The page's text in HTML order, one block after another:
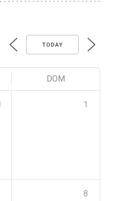
TODAY
DOM
1
8